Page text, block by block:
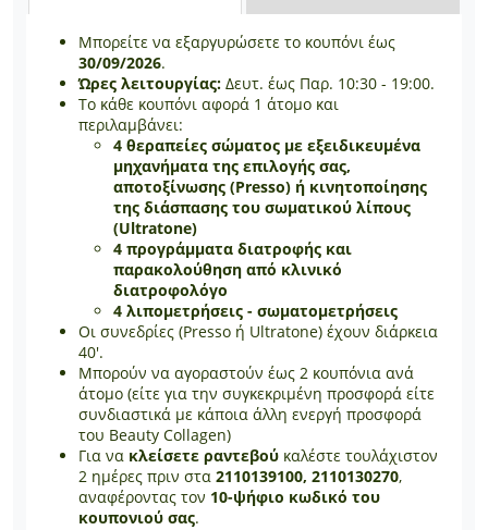
Μπορείτε να εξαργυρώσετε το κουπόνι έως
30/09/2026.
Ώρες λειτουργίας: Δευτ. έως Παρ. 10:30 - 19:00.
Το κάθε κουπόνι αφορά 1 άτομο και
περιλαμβάνει:
4 θεραπείες σώματος με εξειδικευμένα
μηχανήματα της επιλογής σας,
αποτοξίνωσης (Presso) ή κινητοποίησης
της διάσπασης του σωματικού λίπους
(Ultratone)
4 προγράμματα διατροφής και
παρακολούθηση από κλινικό
διατροφολόγο
4 λιπομετρήσεις - σωματομετρήσεις
Οι συνεδρίες (Presso ή Ultratone) έχουν διάρκεια
40'.
Μπορούν να αγοραστούν έως 2 κουπόνια ανά
άτομο (είτε για την συγκεκριμένη προσφορά είτε
συνδιαστικά με κάποια άλλη ενεργή προσφορά
του Beauty Collagen)
Για να κλείσετε ραντεβού καλέστε τουλάχιστον
2 ημέρες πριν στα 2110139100, 2110130270,
αναφέροντας τον 10-ψήφιο κωδικό του
κουπονιού σας.